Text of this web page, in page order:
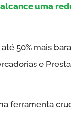
uma
50% mais
e
ferramenta